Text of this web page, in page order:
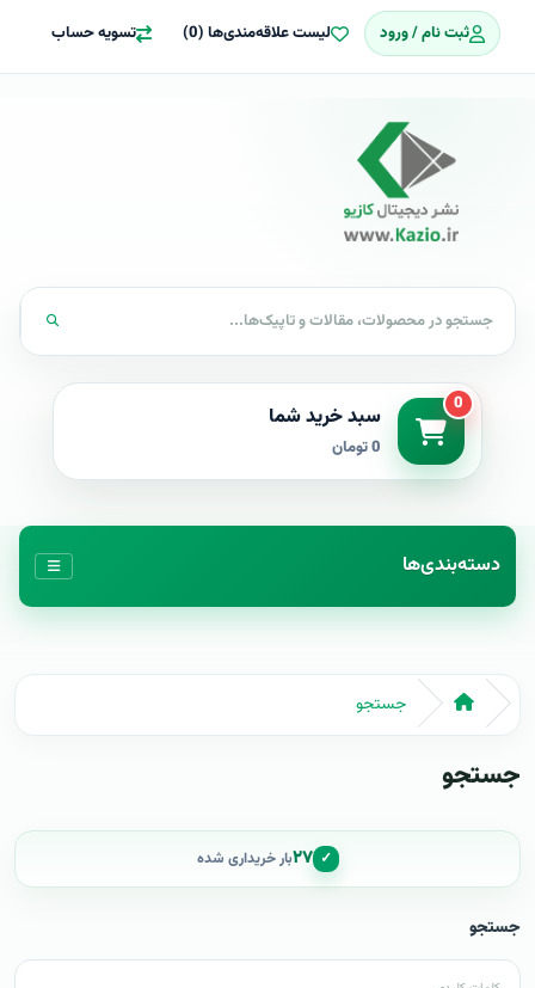
ثبت نام / ورود لیست علاقه‌مندی‌ها (0) تسویه حساب
0 سبد خرید شما
0 تومان
دسته‌بندی‌ها
جستجو
جستجو
✓ ۲۷بار خریداری شده
جستجو